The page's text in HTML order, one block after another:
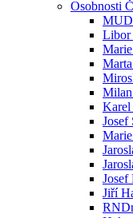
Osobnosti
Libor
Karel
Josef
Josef
Jiří